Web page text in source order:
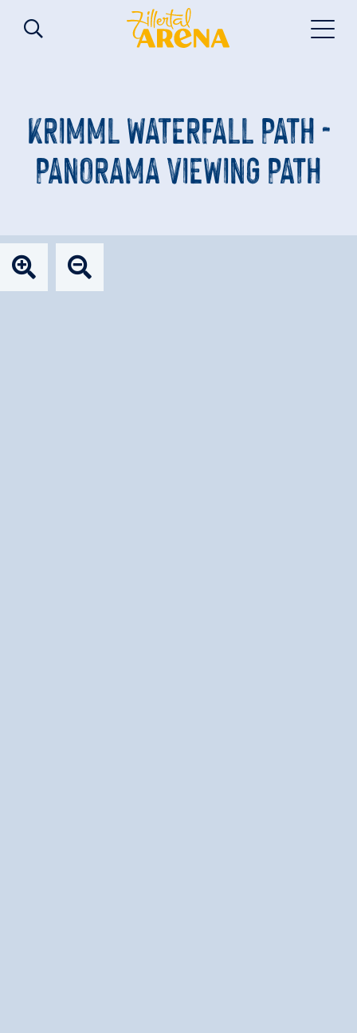
KRIMML WATERFALL PATH -
PANORAMA VIEWING PATH